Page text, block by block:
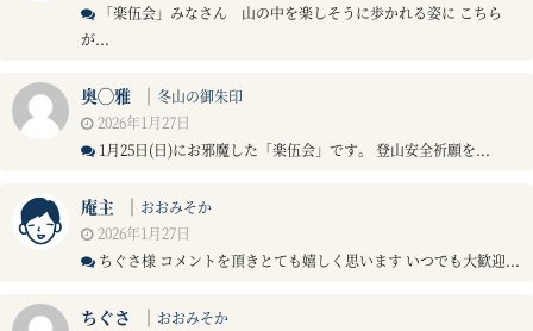
「楽伍会」みなさん 山の中を楽しそうに歩かれる姿に こちら
が...
奥◯雅 ｜ 冬山の御朱印
2026年1月27日
1月25日(日)にお邪魔した「楽伍会」です。 登山安全祈願を...
庵主 ｜ おおみそか
2026年1月27日
ちぐさ様 コメントを頂きとても嬉しく思います いつでも大歓迎...
ちぐさ ｜ おおみそか